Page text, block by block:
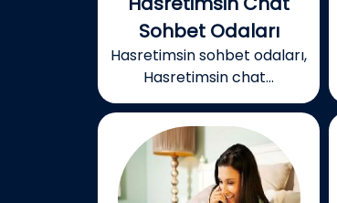
Sohbet Odaları
Hasretimsin sohbet odaları,
Hasretimsin chat...